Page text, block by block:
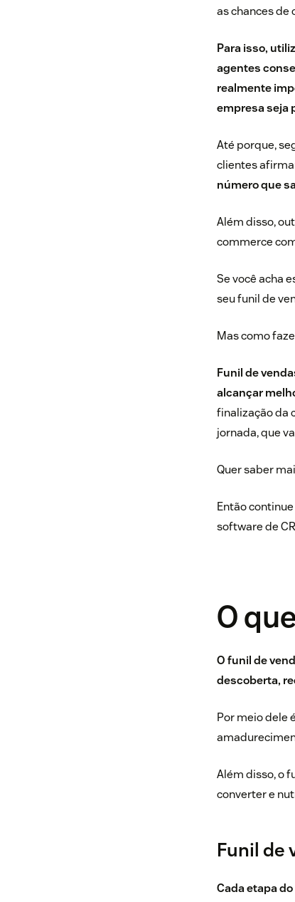
as chances de
Para isso,
agentes
realmente
empresa seja
Até porque,
clientes
número que
Além disso,
commerce
Se você acha
seu funil de
Mas como
Funil de
alcançar
finalização da
jornada, que
Quer saber
Então
software de
O
O funil de
descoberta,
Por meio dele
Além disso, o
converter e
Funil de
Cada etapa